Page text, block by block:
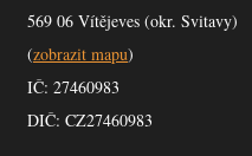
569 06 Vítějeves (okr. Svitavy)
(zobrazit mapu)
IČ: 27460983
DIČ: CZ27460983